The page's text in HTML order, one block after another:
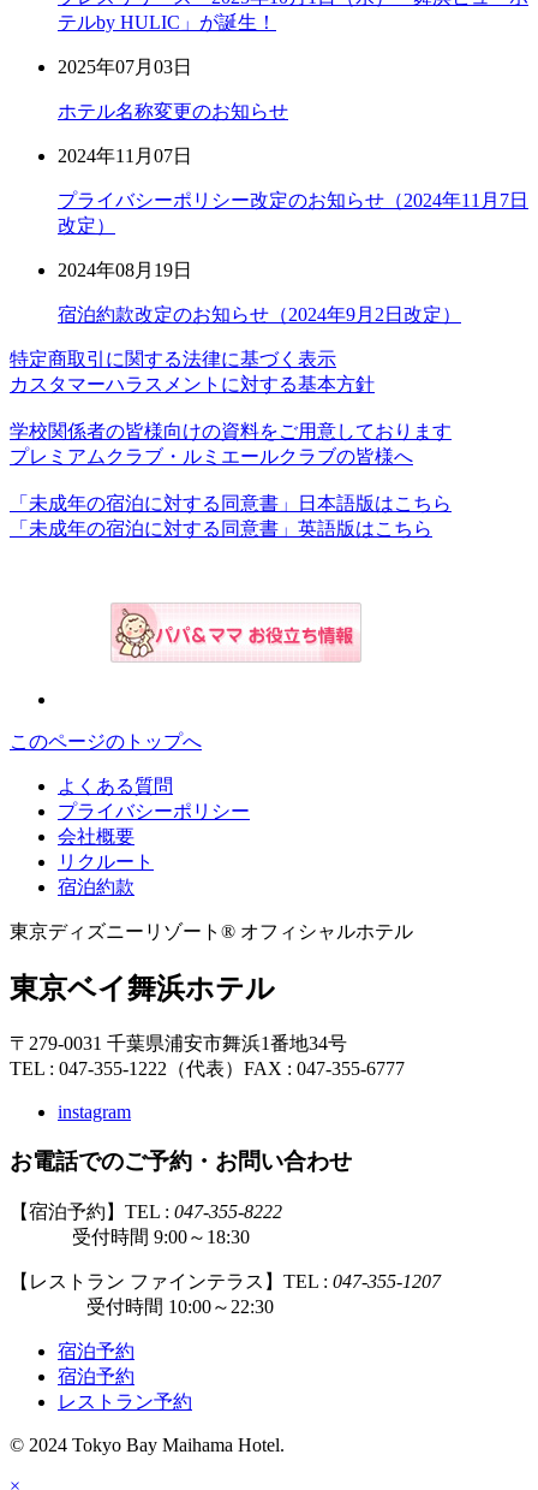
テルby HULIC」が誕生！
2025年07月03日
ホテル名称変更のお知らせ
2024年11月07日
プライバシーポリシー改定のお知らせ（2024年11月7日
改定）
2024年08月19日
宿泊約款改定のお知らせ（2024年9月2日改定）
特定商取引に関する法律に基づく表示
カスタマーハラスメントに対する基本方針
学校関係者の皆様向けの資料をご用意しております
プレミアムクラブ・ルミエールクラブの皆様へ
「未成年の宿泊に対する同意書」日本語版はこちら
「未成年の宿泊に対する同意書」英語版はこちら
このページのトップへ
よくある質問
プライバシーポリシー
会社概要
リクルート
宿泊約款
東京ディズニーリゾート® オフィシャルホテル
東京ベイ舞浜ホテル
〒279-0031 千葉県浦安市舞浜1番地34号
TEL : 047-355-1222（代表） FAX : 047-355-6777
instagram
お電話でのご予約・お問い合わせ
【宿泊予約】TEL : 047-355-8222
受付時間 9:00～18:30
【レストラン ファインテラス】TEL : 047-355-1207
受付時間 10:00～22:30
宿泊予約
宿泊予約
レストラン予約
© 2024 Tokyo Bay Maihama Hotel.
×